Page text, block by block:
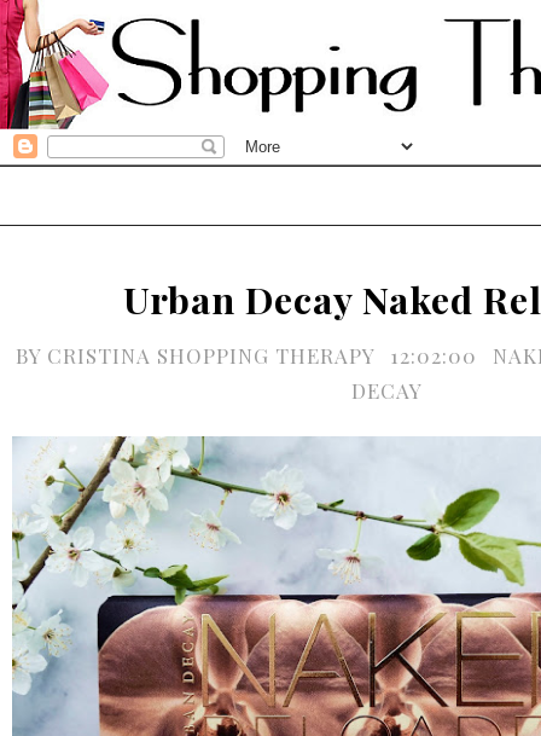
Urban Decay Naked
BY CRISTINA SHOPPING THERAPY 12:02:00
DECAY